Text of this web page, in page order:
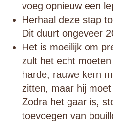
voeg opnieuw een
Herhaal deze stap
Dit duurt ongeveer
Het is moeilijk om
zult het echt
harde, rauwe kern
zitten, maar hij
Zodra het gaar is,
toevoegen van